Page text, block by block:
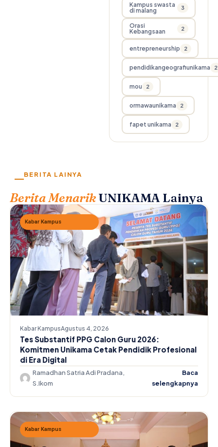
Kampus swasta
di malang
3
Orasi
Kebangsaan
2
entrepreneurship 2
pendidikangeografiunikama 2
mou 2
ormawaunikama 2
fapet unikama 2
BERITA LAINYA
Berita Menarik UNIKAMA Lainya
Kabar Kampus
Kabar KampusAgustus 4, 2026
Tes Substantif PPG Calon Guru 2026:
Komitmen Unikama Cetak Pendidik Profesional
di Era Digital
Ramadhan Satria Adi Pradana,
S.Ikom
Baca
selengkapnya
Kabar Kampus